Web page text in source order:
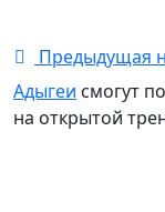
Предыдущая
Адыгеи смогут
на открытой